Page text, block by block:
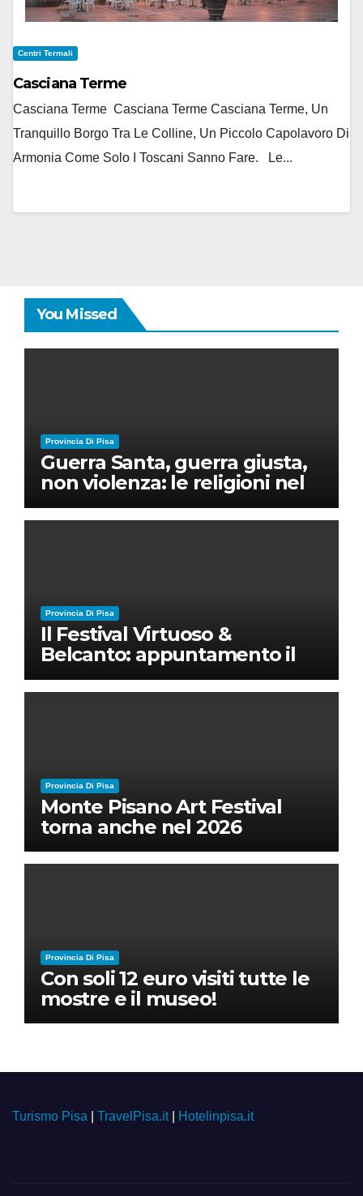
Centri Termali
Casciana Terme
Casciana Terme Casciana Terme Casciana Terme, Un
Tranquillo Borgo Tra Le Colline, Un Piccolo Capolavoro Di
Armonia Come Solo I Toscani Sanno Fare. Le...
You Missed
Provincia Di Pisa
Guerra Santa, guerra giusta,
non violenza: le religioni nel
nuovo disordine mondiale
Provincia Di Pisa
Il Festival Virtuoso &
Belcanto: appuntamento il
28 luglio a Palazzo Blu con
Ruben Micieli
Provincia Di Pisa
Monte Pisano Art Festival
torna anche nel 2026
Provincia Di Pisa
Con soli 12 euro visiti tutte le
mostre e il museo!
Turismo Pisa TravelPisa.it| Hotelinpisa.it